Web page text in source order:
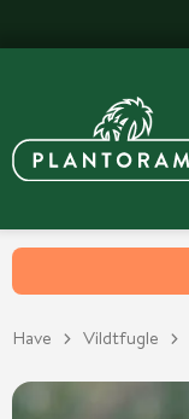
Have Vildtfugle